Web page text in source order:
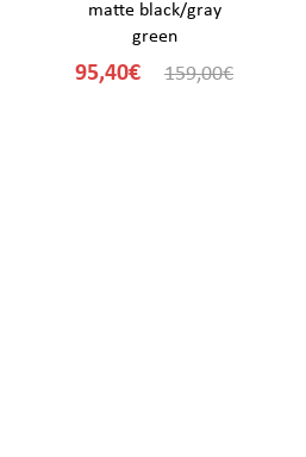
matte black/gray
green
95,40€ 159,00€